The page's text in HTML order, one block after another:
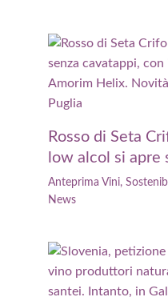
Rosso di Seta
low alcol si apre
Anteprima Vini,
News